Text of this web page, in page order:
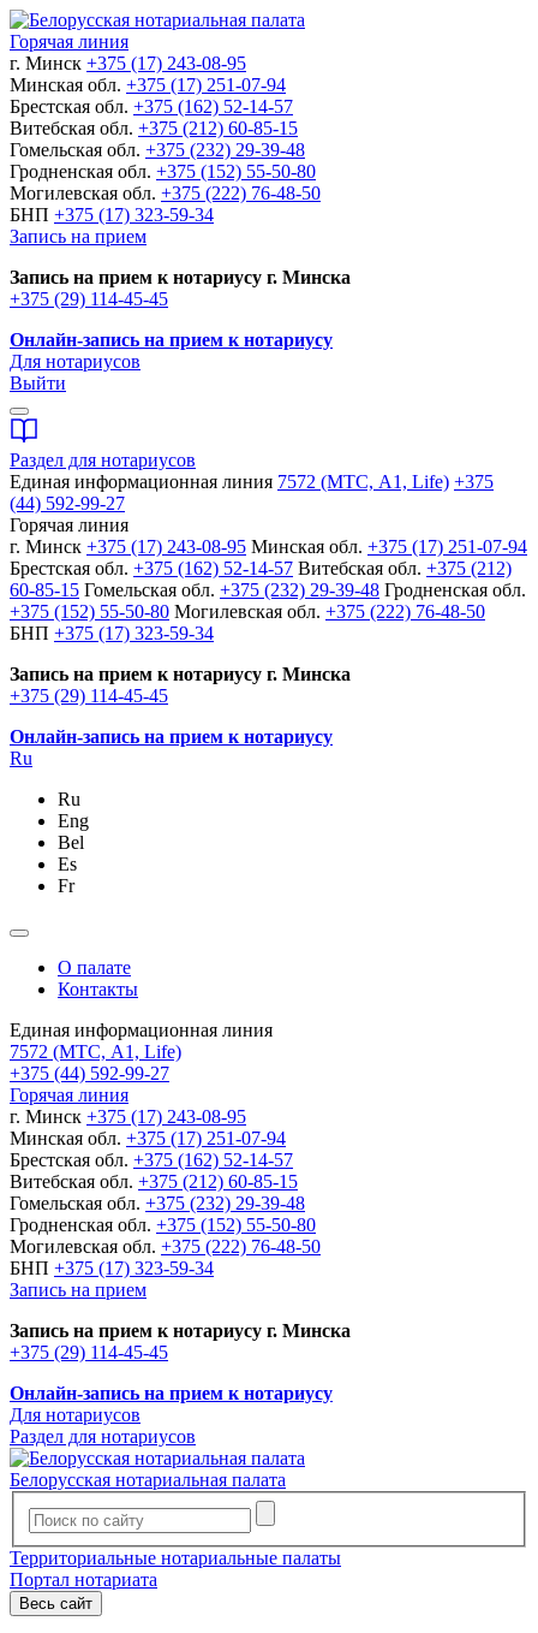
Горячая линия
г. Минск +375 (17) 243-08-95
Минская обл. +375 (17) 251-07-94
Брестская обл. +375 (162) 52-14-57
Витебская обл. +375 (212) 60-85-15
Гомельская обл. +375 (232) 29-39-48
Гродненская обл. +375 (152) 55-50-80
Могилевская обл. +375 (222) 76-48-50
БНП +375 (17) 323-59-34
Запись на прием
Запись на прием к нотариусу г. Минска
+375 (29) 114-45-45
Онлайн-запись на прием к нотариусу
Для нотариусов
Выйти
Раздел для нотариусов
Единая информационная линия 7572 (МТС, A1, Life) +375
(44) 592-99-27
Горячая линия
г. Минск +375 (17) 243-08-95 Минская обл. +375 (17) 251-07-94
Брестская обл. +375 (162) 52-14-57 Витебская обл. +375 (212)
60-85-15 Гомельская обл. +375 (232) 29-39-48 Гродненская обл.
+375 (152) 55-50-80 Могилевская обл. +375 (222) 76-48-50
БНП +375 (17) 323-59-34
Запись на прием к нотариусу г. Минска
+375 (29) 114-45-45
Онлайн-запись на прием к нотариусу
Ru
Ru
Eng
Bel
Es
Fr
О палате
Контакты
Единая информационная линия
7572 (МТС, A1, Life)
+375 (44) 592-99-27
Горячая линия
г. Минск +375 (17) 243-08-95
Минская обл. +375 (17) 251-07-94
Брестская обл. +375 (162) 52-14-57
Витебская обл. +375 (212) 60-85-15
Гомельская обл. +375 (232) 29-39-48
Гродненская обл. +375 (152) 55-50-80
Могилевская обл. +375 (222) 76-48-50
БНП +375 (17) 323-59-34
Запись на прием
Запись на прием к нотариусу г. Минска
+375 (29) 114-45-45
Онлайн-запись на прием к нотариусу
Для нотариусов
Раздел для нотариусов
Белорусская нотариальная палата
Территориальные нотариальные палаты
Портал нотариата
Весь сайт